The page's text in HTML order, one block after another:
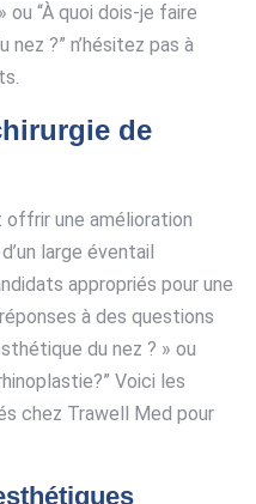
“À quoi dois-je faire
?” n’hésitez pas à
de
offrir une amélioration
large éventail
appropriés pour une
à des questions
du nez ? » ou
Voici les
chez Trawell Med pour